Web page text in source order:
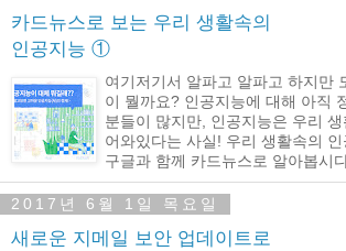
카드뉴스로 보는 우리 생활속의
인공지능 ①
여기저기서 알파고 알파고 하지만
이 뭘까요? 인공지능에 대해 아직
분들이 많지만, 인공지능은 우리
어와있다는 사실! 우리 생활속의
구글과 함께 카드뉴스로 알아봅
2017년 6월 1일 목요일
새로운 지메일 보안 업데이트로